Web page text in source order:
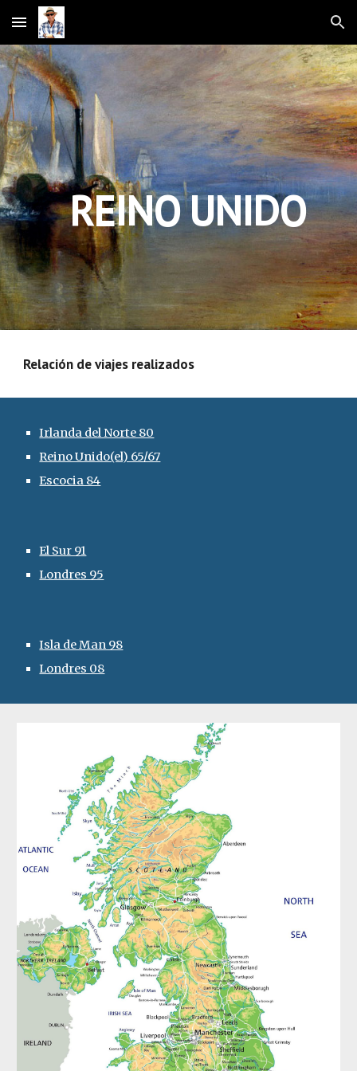
Skip to main content Skip to navigation
REINO UNIDO
Relación de viajes realizados
Irlanda del Norte 80
Reino Unido(el) 65/67
Escocia 84
El Sur 91
Londres 95
Isla de Man 98
Londres 08